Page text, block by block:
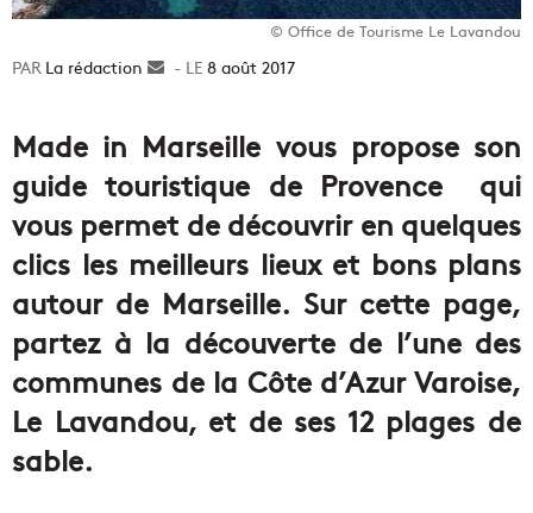
© Office de Tourisme Le Lavandou
La rédaction
Envoyer8 août 2017
Made in Marseille vous propose son
guide touristique de Provence qui
vous permet de découvrir en quelques
clics les meilleurs lieux et bons plans
autour de Marseille. Sur cette page,
partez à la découverte de l’une des
communes de la Côte d’Azur Varoise,
Le Lavandou, et de ses 12 plages de
sable.